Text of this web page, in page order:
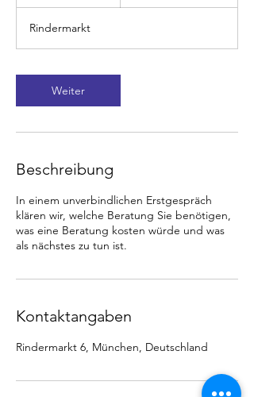
i
n
Rindermarkt
Weiter
Beschreibung
In einem unverbindlichen Erstgespräch
klären wir, welche Beratung Sie benötigen,
was eine Beratung kosten würde und was
als nächstes zu tun ist.
Kontaktangaben
Rindermarkt 6, München, Deutschland